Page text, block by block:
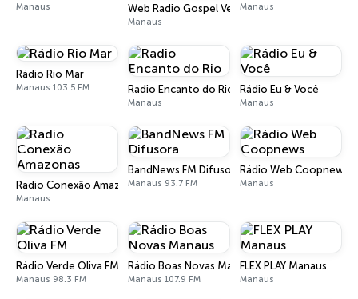
Manaus Web Radio Gospel Verde Vale
Manaus
Manaus
Rádio Rio Mar
Manaus 103.5 FM Radio Encanto do Rio
Manaus
Rádio Eu & Você
Manaus
Radio Conexão Amazonas
Manaus
BandNews FM Difusora
Manaus 93.7 FM
Rádio Web Coopnews
Manaus
Rádio Verde Oliva FM
Manaus 98.3 FM
Rádio Boas Novas Manaus
Manaus 107.9 FM
FLEX PLAY Manaus
Manaus